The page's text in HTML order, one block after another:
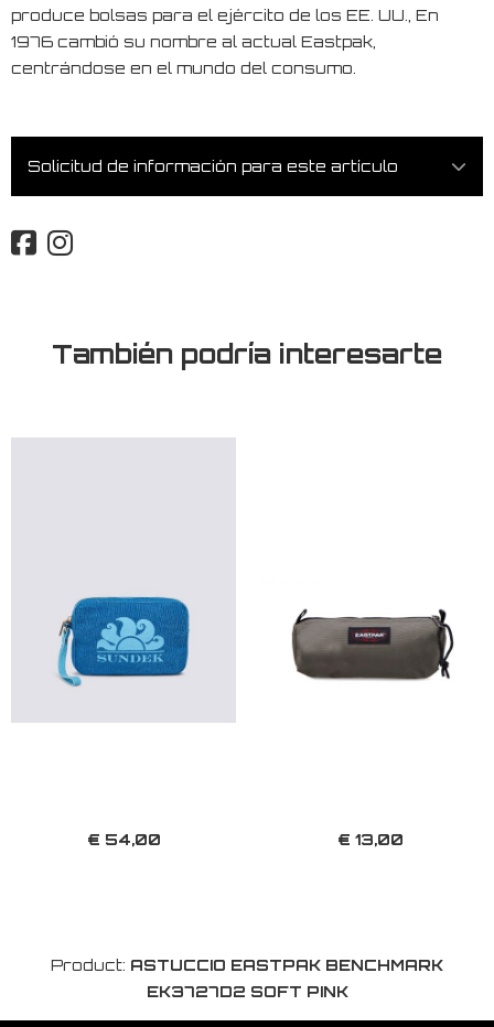
produce bolsas para el ejército de los EE. UU., En
1976 cambió su nombre al actual Eastpak,
centrándose en el mundo del consumo.
Solicitud de información para este artículo
También podría interesarte
€ 54,00 € 13,00
Product: ASTUCCIO EASTPAK BENCHMARK
EK3727D2 SOFT PINK